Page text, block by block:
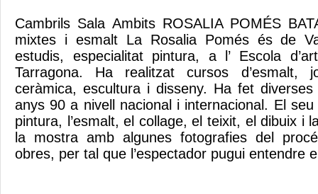
Cambrils Sala Ambits ROSALIA POMÉS
mixtes i esmalt La Rosalia Pomés és de
estudis, especialitat pintura, a l’ Escola
Tarragona. Ha realitzat cursos d’esmalt,
ceràmica, escultura i disseny. Ha fet
anys 90 a nivell nacional i internacional. El
pintura, l’esmalt, el collage, el teixit, el dibuix i
la mostra amb algunes fotografies del
obres, per tal que l’espectador pugui entendre